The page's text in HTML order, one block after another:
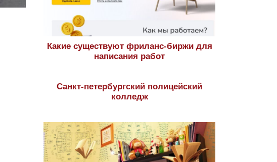
Какие существуют фриланс-биржи для
написания работ
Санкт-петербургский полицейский
колледж